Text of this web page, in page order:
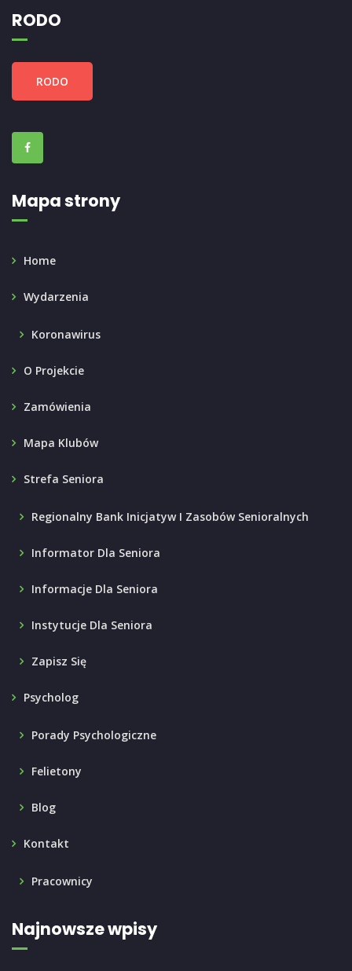
RODO
RODO
Mapa strony
Home
Wydarzenia
Koronawirus
O Projekcie
Zamówienia
Mapa Klubów
Strefa Seniora
Regionalny Bank Inicjatyw I Zasobów Senioralnych
Informator Dla Seniora
Informacje Dla Seniora
Instytucje Dla Seniora
Zapisz Się
Psycholog
Porady Psychologiczne
Felietony
Blog
Kontakt
Pracownicy
Najnowsze wpisy